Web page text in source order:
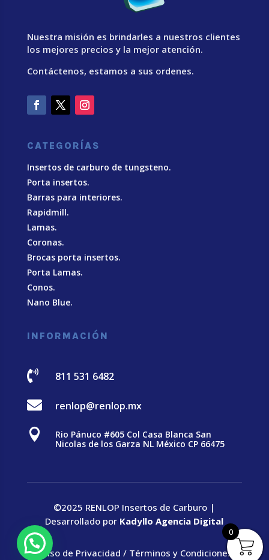
Nuestra misión es brindarles a nuestros clientes
los mejores precios y la mejor atención.
Contáctenos, estamos a sus ordenes.
CATEGORÍAS
Insertos de carburo de tungsteno.
Porta insertos.
Barras para interiores.
Rapidmill.
Lamas.
Coronas.
Brocas porta insertos.
Porta Lamas.
Conos.
Nano Blue.
INFORMACIÓN
 811 531 6482
 renlop@renlop.mx

Rio Pánuco #605 Col Casa Blanca San
Nicolas de los Garza NL México CP 66475
©2025 RENLOP Insertos de Carburo |
Desarrollado por Kadyllo Agencia Digital
Aviso de Privacidad / Términos y Condiciones
0